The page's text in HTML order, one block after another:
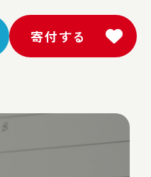
寄付する